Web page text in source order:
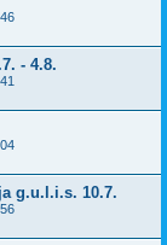
- 4.8.
g.u.l.i.s. 10.7.